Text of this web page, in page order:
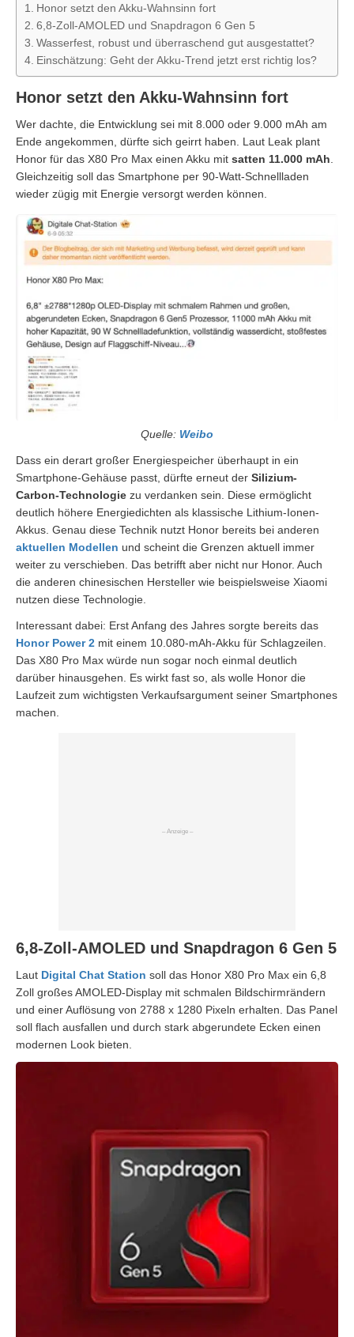
Honor setzt den Akku-Wahnsinn fort
6,8-Zoll-AMOLED und Snapdragon 6 Gen 5
Wasserfest, robust und überraschend gut ausgestattet?
Einschätzung: Geht der Akku-Trend jetzt erst richtig los?
Honor setzt den Akku-Wahnsinn fort
Wer dachte, die Entwicklung sei mit 8.000 oder 9.000 mAh am
Ende angekommen, dürfte sich geirrt haben. Laut Leak plant
Honor für das X80 Pro Max einen Akku mit satten 11.000 mAh.
Gleichzeitig soll das Smartphone per 90-Watt-Schnellladen
wieder zügig mit Energie versorgt werden können.
Quelle: Weibo
Dass ein derart großer Energiespeicher überhaupt in ein
Smartphone-Gehäuse passt, dürfte erneut der Silizium-
Carbon-Technologie zu verdanken sein. Diese ermöglicht
deutlich höhere Energiedichten als klassische Lithium-Ionen-
Akkus. Genau diese Technik nutzt Honor bereits bei anderen
aktuellen Modellen und scheint die Grenzen aktuell immer
weiter zu verschieben. Das betrifft aber nicht nur Honor. Auch
die anderen chinesischen Hersteller wie beispielsweise Xiaomi
nutzen diese Technologie.
Interessant dabei: Erst Anfang des Jahres sorgte bereits das
Honor Power 2 mit einem 10.080-mAh-Akku für Schlagzeilen.
Das X80 Pro Max würde nun sogar noch einmal deutlich
darüber hinausgehen. Es wirkt fast so, als wolle Honor die
Laufzeit zum wichtigsten Verkaufsargument seiner Smartphones
machen.
6,8-Zoll-AMOLED und Snapdragon 6 Gen 5
Laut Digital Chat Station soll das Honor X80 Pro Max ein 6,8
Zoll großes AMOLED-Display mit schmalen Bildschirmrändern
und einer Auflösung von 2788 x 1280 Pixeln erhalten. Das Panel
soll flach ausfallen und durch stark abgerundete Ecken einen
modernen Look bieten.